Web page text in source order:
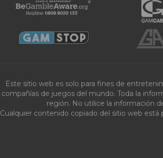
Este sitio web es solo para fines de
compañías de juegos del mundo. Toda la
región. No utilice la información
Cualquier contenido copiado del sitio web